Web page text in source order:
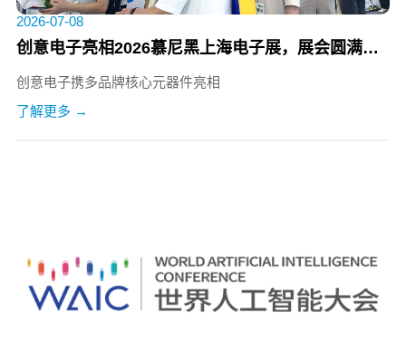
2026-07-08
创意电子亮相2026慕尼黑上海电子展，展会圆满收官
创意电子携多品牌核心元器件亮相
了解更多 →